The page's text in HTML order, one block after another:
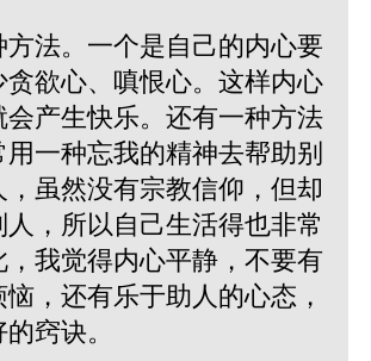
方法。一个是自己的内心要
贪欲心、嗔恨心。这样内心
会产生快乐。还有一种方法
一种忘我的精神去帮助别
，虽然没有宗教信仰，但却
，所以自己生活得也非常
我觉得内心平静，不要有
，还有乐于助人的心态，
窍诀。